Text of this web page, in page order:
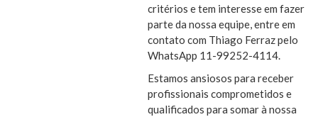
critérios e tem interesse em fazer
parte da nossa equipe, entre em
contato com Thiago Ferraz pelo
WhatsApp 11-99252-4114.
Estamos ansiosos para receber
profissionais comprometidos e
qualificados para somar à nossa